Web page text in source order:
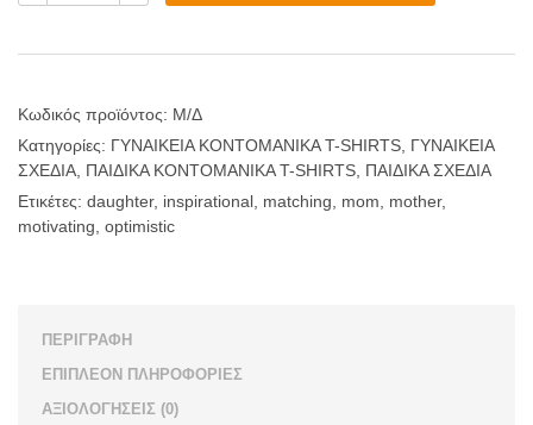
motivating
and
ποσότητα
Κωδικός προϊόντος: Μ/Δ
Κατηγορίες: ΓΥΝΑΙΚΕΙΑ ΚΟΝΤΟΜΑΝΙΚΑ T-SHIRTS ΓΥΝΑΙΚΕΙΑ
ΣΧΕΔΙΑ ΠΑΙΔΙΚΑ ΚΟΝΤΟΜΑΝΙΚΑ T-SHIRTS ΠΑΙΔΙΚΑ ΣΧΕΔΙΑ
Ετικέτες: daughter, inspirational matching mom mother,
motivating optimistic
ΠΕΡΙΓΡΑΦΉ
ΕΠΙΠΛΈΟΝ ΠΛΗΡΟΦΟΡΊΕΣ
ΑΞΙΟΛΟΓΉΣΕΙΣ (0)